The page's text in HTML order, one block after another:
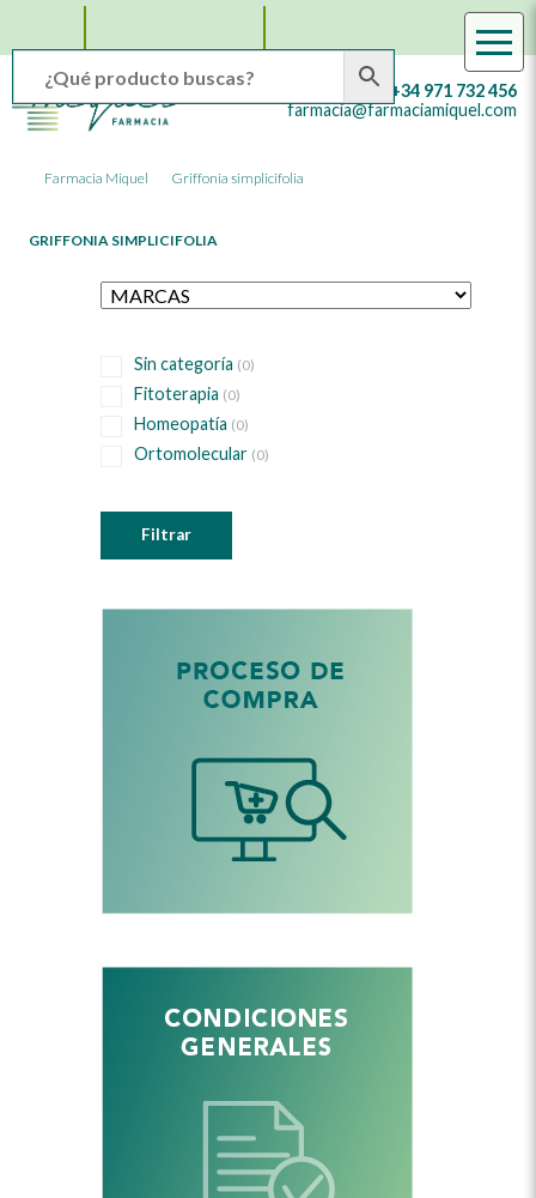
Farmacia
Miquel
Farmacia
Online
en
Mallorca
+34 971 732 456
farmacia@farmaciamiquel.com
Farmacia Miquel Griffonia simplicifolia
GRIFFONIA SIMPLICIFOLIA
Sin categoría (0)
Fitoterapia (0)
Homeopatía (0)
Ortomolecular (0)
Filtrar